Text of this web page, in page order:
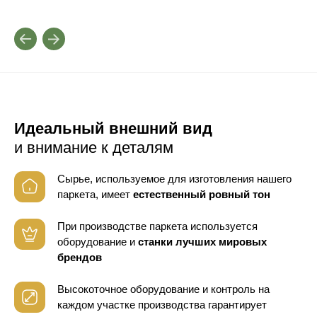
Идеальный внешний вид
и внимание к деталям
Сырье, используемое для изготовления нашего
паркета, имеет естественный ровный тон
При производстве паркета используется
оборудование и станки лучших мировых
брендов
Высокоточное оборудование и контроль на
каждом участке производства гарантирует